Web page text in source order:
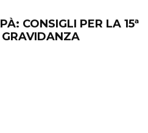
CONSIGLI PER LA 15ª